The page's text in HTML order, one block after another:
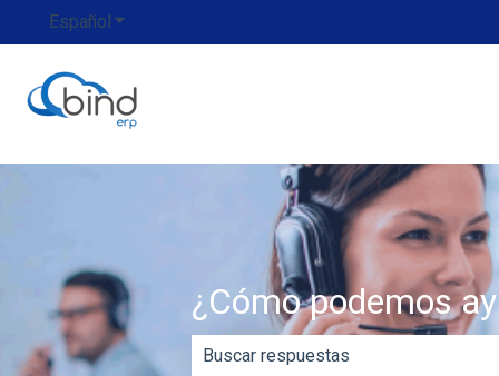
Español Traducciones de Mostrar submenú de
¿Cómo podemos